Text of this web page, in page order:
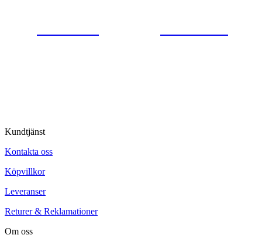
Kundtjänst
Kontakta oss
Köpvillkor
Leveranser
Returer & Reklamationer
Om oss